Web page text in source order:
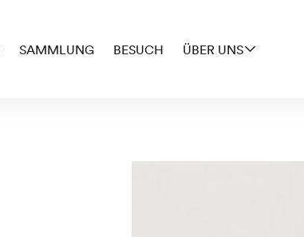
SAMMLUNG BESUCH ÜBER UNS